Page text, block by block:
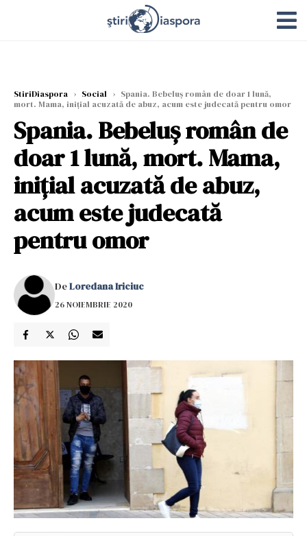
StiriDiaspora › Social › Spania. Bebeluș român de doar 1 lună,
mort. Mama, inițial acuzată de abuz, acum este judecată pentru omor
Spania. Bebeluș român de
doar 1 lună, mort. Mama,
inițial acuzată de abuz,
acum este judecată
pentru omor
DeLoredana Iriciuc
26 NOIEMBRIE 2020